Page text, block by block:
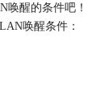
唤醒的条件吧！
唤醒条件：